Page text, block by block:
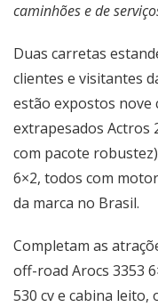
caminhões e de
Duas carretas
clientes e visitantes
estão expostos nove
extrapesados Actros
com pacote
6×2, todos com
da marca no Brasil.
Completam as
off-road Arocs 3353
530 cv e cabina leito,